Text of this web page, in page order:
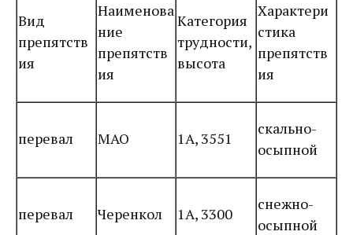
Вид
препятств
ия
Наименова
ние
препятств
ия
Категория
трудности,
высота
Характери
стика
препятств
ия
перевал МАО 1А, 3551
скально-
осыпной
перевал Черенкол 1А, 3300
снежно-
осыпной